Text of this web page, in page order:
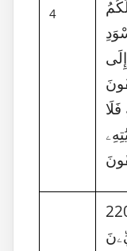
4
أُمَّةً